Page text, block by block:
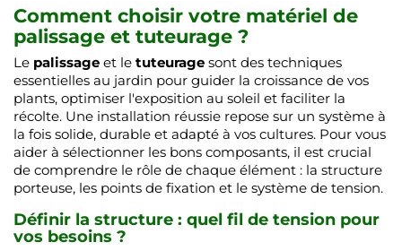
Comment choisir votre matériel de
palissage et tuteurage ?
Le palissage et le tuteurage sont des techniques
essentielles au jardin pour guider la croissance de vos
plants, optimiser l'exposition au soleil et faciliter la
récolte. Une installation réussie repose sur un système à
la fois solide, durable et adapté à vos cultures. Pour vous
aider à sélectionner les bons composants, il est crucial
de comprendre le rôle de chaque élément : la structure
porteuse, les points de fixation et le système de tension.
Définir la structure : quel fil de tension pour
vos besoins ?